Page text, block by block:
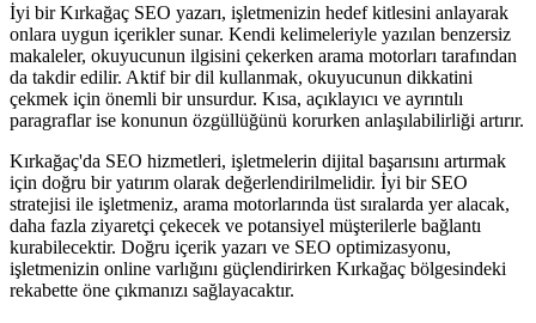
İyi bir Kırkağaç SEO yazarı, işletmenizin hedef kitlesini anlayarak
onlara uygun içerikler sunar. Kendi kelimeleriyle yazılan benzersiz
makaleler, okuyucunun ilgisini çekerken arama motorları tarafından
da takdir edilir. Aktif bir dil kullanmak, okuyucunun dikkatini
çekmek için önemli bir unsurdur. Kısa, açıklayıcı ve ayrıntılı
paragraflar ise konunun özgüllüğünü korurken anlaşılabilirliği artırır.
Kırkağaç'da SEO hizmetleri, işletmelerin dijital başarısını artırmak
için doğru bir yatırım olarak değerlendirilmelidir. İyi bir SEO
stratejisi ile işletmeniz, arama motorlarında üst sıralarda yer alacak,
daha fazla ziyaretçi çekecek ve potansiyel müşterilerle bağlantı
kurabilecektir. Doğru içerik yazarı ve SEO optimizasyonu,
işletmenizin online varlığını güçlendirirken Kırkağaç bölgesindeki
rekabette öne çıkmanızı sağlayacaktır.